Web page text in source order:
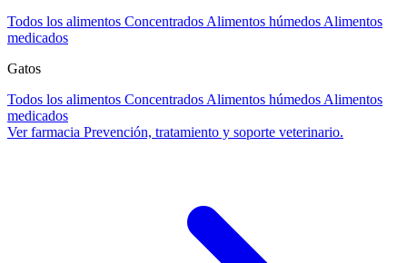
Todos los alimentos Concentrados Alimentos húmedos Alimentos
medicados
Gatos
Todos los alimentos Concentrados Alimentos húmedos Alimentos
medicados
Ver farmacia Prevención, tratamiento y soporte veterinario.